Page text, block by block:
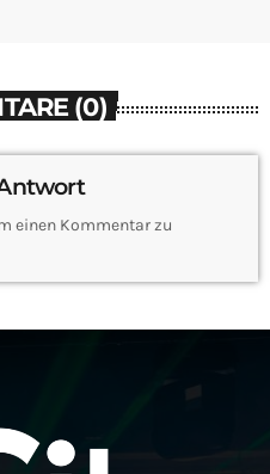
(0)
einen Kommentar zu